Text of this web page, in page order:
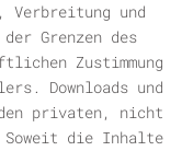
und
Grenzen des
Zustimmung
Downloads und
privaten, nicht
Soweit die Inhalte